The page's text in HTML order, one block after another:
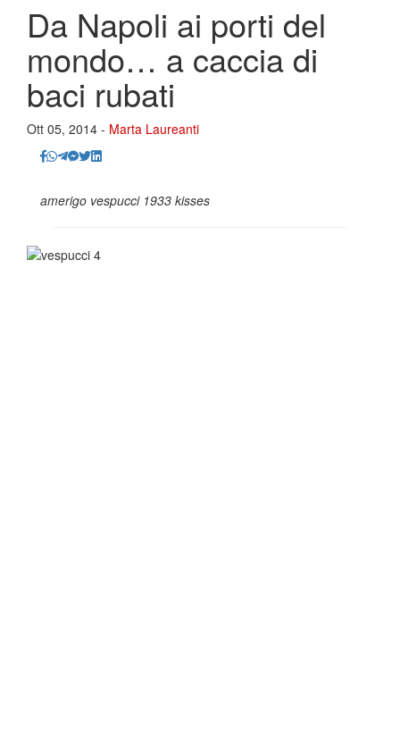
Da Napoli ai porti del
mondo… a caccia di
baci rubati
Ott 05, 2014 - Marta Laureanti
amerigo vespucci 1933 kisses